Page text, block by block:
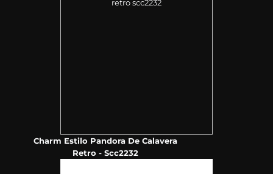
Charm Estilo Pandora De Calavera
Retro - Scc2232